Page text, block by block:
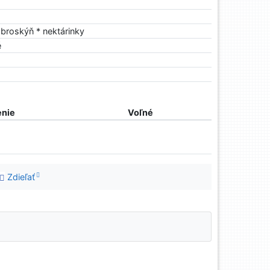
* nektárinky
Voľné
Zdieľať